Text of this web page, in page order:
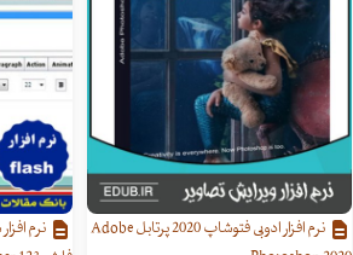
نرم افزار ادوبی فتوشاپ 2020 پرتابل Adobe
نرم